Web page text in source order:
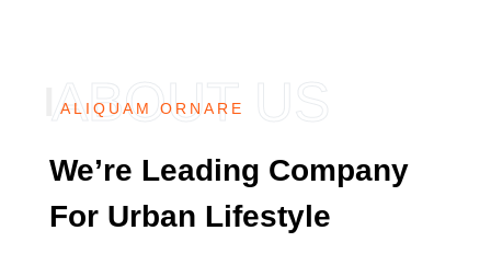
ALIQUAM ORNARE
We’re Leading Company
For Urban Lifestyle